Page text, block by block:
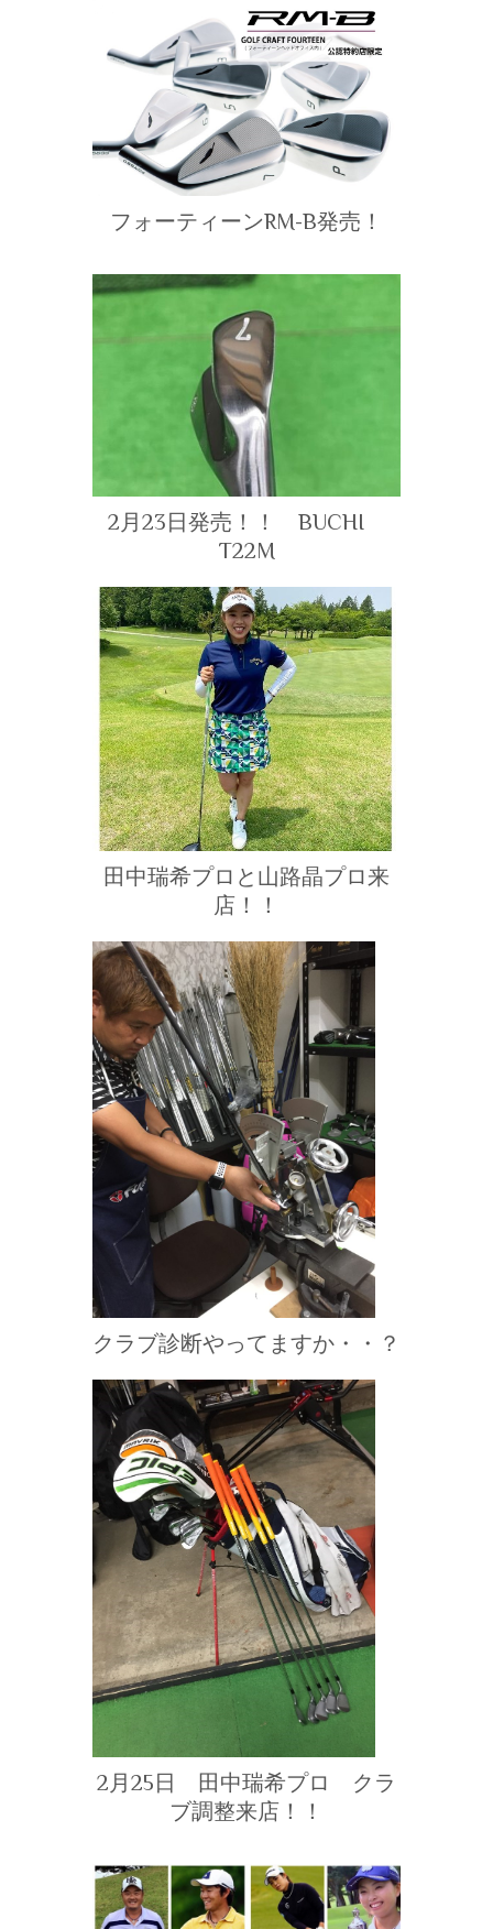
フォーティーンRM-B発売！
2月23日発売！！ BUCHI
T22M
田中瑞希プロと山路晶プロ来
店！！
クラブ診断やってますか・・？
2月25日 田中瑞希プロ クラ
ブ調整来店！！